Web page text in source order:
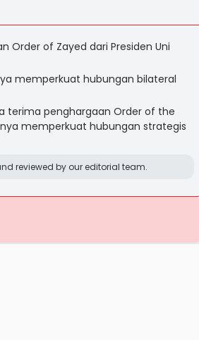
Order of Zayed dari Presiden Uni
memperkuat hubungan bilateral
terima penghargaan Order of the
memperkuat hubungan strategis
reviewed by our editorial team.